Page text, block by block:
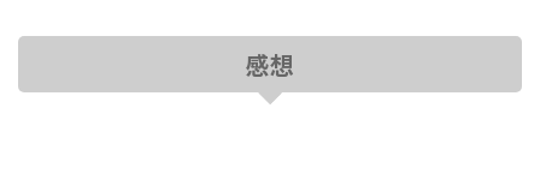
感想